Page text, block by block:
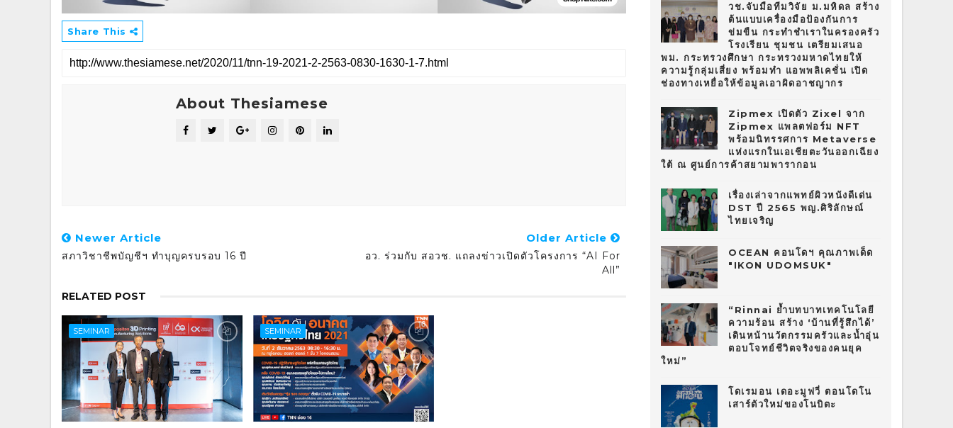
Share This
About Thesiamese
Newer Article
สภาวิชาชีพบัญชีฯ ทำบุญครบรอบ 16 ปี
Older Article
อว. ร่วมกับ สอวช. แถลงข่าวเปิดตัวโครงการ “AI For
All”
RELATED POST
SEMINAR SEMINAR
วช.จับมือทีมวิจัย ม.มหิดล สร้าง
ต้นแบบเครื่องมือป้องกันการ
ข่มขืน กระทำชำเราในครองครัว
โรงเรียน ชุมชน เตรียมเสนอ
พม. กระทรวงศึกษา กระทรวงมหาดไทยให้
ความรู้กลุ่มเสี่ยง พร้อมทำ แอพพลิเคชั่น เปิด
ช่องทางเหยื่อให้ข้อมูลเอาผิดอาชญากร
Zipmex เปิดตัว Zixel จาก
Zipmex แพลตฟอร์ม NFT
พร้อมนิทรรศการ Metaverse
แห่งแรกในเอเชียตะวันออกเฉียง
ใต้ ณ ศูนย์การค้าสยามพารากอน
เรื่องเล่าจากแพทย์ผิวหนังดีเด่น
DST ปี 2565 พญ.ศิริลักษณ์
ไทยเจริญ
OCEAN คอนโดฯ คุณภาพเด็ด
"IKON UDOMSUK"
“Rinnai ย้ำบทบาทเทคโนโลยี
ความร้อน สร้าง ‘บ้านที่รู้สึกได้’
เดินหน้านวัตกรรมครัวและน้ำอุ่น
ตอบโจทย์ชีวิตจริงของคนยุค
ใหม่”
โดเรมอน เดอะมูฟวี่ ตอนโดโน
เสาร์ตัวใหม่ของโนบิตะ